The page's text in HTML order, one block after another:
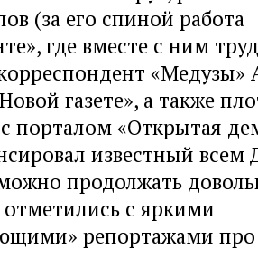
(за его спиной работа
где вместе с ним
«Медузы»
газете», а также
порталом «Открытая
известный
продолжать
с яркими
репортажами